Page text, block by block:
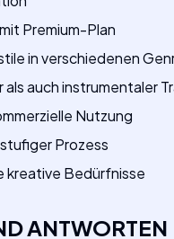
Premium-Plan
in verschiedenen
auch instrumentaler
Nutzung
Prozess
kreative Bedürfnisse
ANTWORTEN